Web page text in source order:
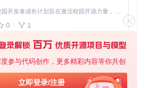
参与代码创作，更多精彩内容等你共创
立即登录/注册
UnlockFPS=true 并设置目标帧率Target
AutoSaveReplay=true
R
ShowHPBar=true 并调整显示样式HPBarS
「源启盛夏」暑期校园开发者成长计划旨在激活校园开源力量，通过积分激励、认证扶持、资源倾斜等形式，引导高校组织和开发者完成「入驻 — 建项目 — 做贡献 — 获认证 — 得资源」的完整闭环。无论你是想带领社团入驻平台的组织者，还是希望用代码贡献证明自己的开发者，都能在这里找到属于你的成长路径。
0 1
基于Python的Xiaozhi AI，适用于想要完整Xiaozhi体验而无需拥有专用硬件的用户。